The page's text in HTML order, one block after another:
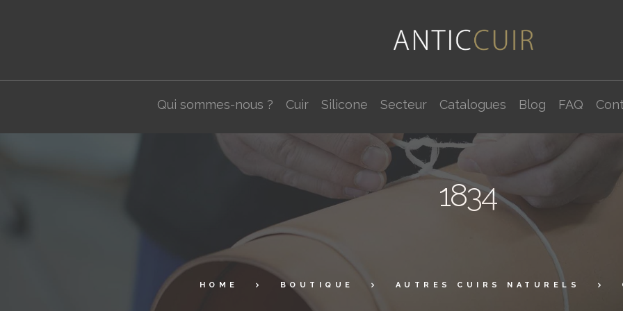
Qui sommes-nous ? Cuir Silicone Secteur Catalogues Blog FAQ
1834
HOME BOUTIQUE AUTRES CUIRS NATURELS